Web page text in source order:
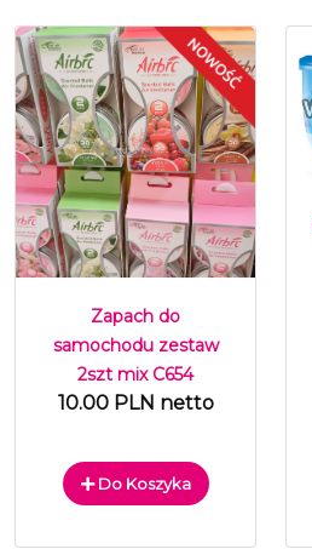
Zapach do
samochodu zestaw
2szt mix C654
10.00 PLN netto
Do Koszyka